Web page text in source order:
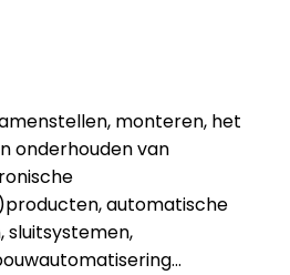
monteren, het
onderhouden van
automatische
sluitsystemen,